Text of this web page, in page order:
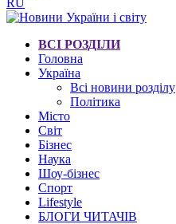
RU
ВСІ РОЗДІЛИ
Головна
Україна
Всі новини розділу
Політика
Місто
Світ
Бізнес
Наука
Шоу-бізнес
Спорт
Lifestyle
БЛОГИ ЧИТАЧІВ